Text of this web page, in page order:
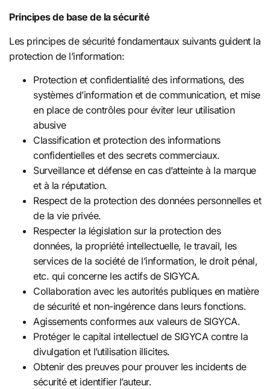
Principes de base de la sécurité
Les principes de sécurité fondamentaux suivants guident la
protection de l’information:
Protection et confidentialité des informations, des
systèmes d’information et de communication, et mise
en place de contrôles pour éviter leur utilisation
abusive
Classification et protection des informations
confidentielles et des secrets commerciaux.
Surveillance et défense en cas d’atteinte à la marque
et à la réputation.
Respect de la protection des données personnelles et
de la vie privée.
Respecter la législation sur la protection des
données, la propriété intellectuelle, le travail, les
services de la société de l’information, le droit pénal,
etc. qui concerne les actifs de SIGYCA.
Collaboration avec les autorités publiques en matière
de sécurité et non-ingérence dans leurs fonctions.
Agissements conformes aux valeurs de SIGYCA.
Protéger le capital intellectuel de SIGYCA contre la
divulgation et l’utilisation illicites.
Obtenir des preuves pour prouver les incidents de
sécurité et identifier l’auteur.